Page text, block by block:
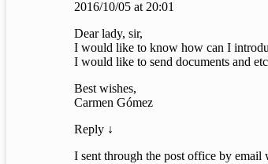
2016/10/05 at 20:01
Dear lady, sir,
I would like to know how can I
I would like to send documents and
Best wishes,
Carmen Gómez
Reply ↓
I sent through the post office by